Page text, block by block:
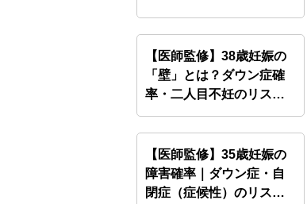
【医師監修】38歳妊娠の
「壁」とは？ダウン症確
率・二人目不妊のリスク
と…
【医師監修】35歳妊娠の
障害確率｜ダウン症・自
閉症（症候性）のリスク